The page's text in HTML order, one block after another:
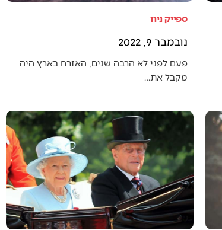
ספייק ניוז
נובמבר 9, 2022
פעם לפני לא הרבה שנים, האזרח בארץ היה
מקבל את…